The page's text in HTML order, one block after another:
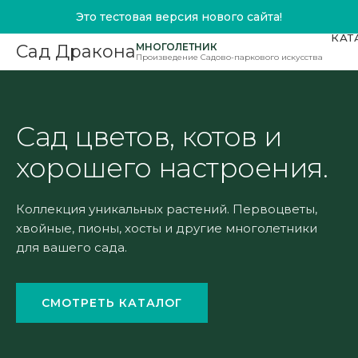
Это тестовая версия нового сайта!
Сад Дракона МНОГОЛЕТНИК
Произведение Садово-паркового искусства
Сад цветов, котов и
хорошего настроения.
Коллекция уникальных растений. Первоцветы,
хвойные, пионы, хосты и другие многолетники
для вашего сада.
СМОТРЕТЬ КАТАЛОГ